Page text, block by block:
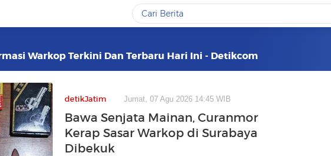
Warkop Terkini Dan Terbaru Hari Ini - Detikcom
detikJatim Jumat, 07 Agu 2026 14:45 WIB
Bawa Senjata Mainan, Curanmor
Kerap Sasar Warkop di Surabaya
Dibekuk